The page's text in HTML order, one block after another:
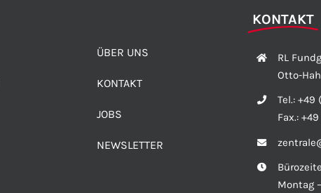
ÜBER UNS
KONTAKT
JOBS
NEWSLETTER
KONTAKT
RL
Otto-
Tel.: +49
Fax.:
Montag